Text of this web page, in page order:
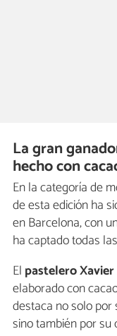
La gran
hecho con
En la categoría de
de esta edición ha
en Barcelona, con
ha captado todas
El pastelero
elaborado con
destaca no solo por
sino también por su